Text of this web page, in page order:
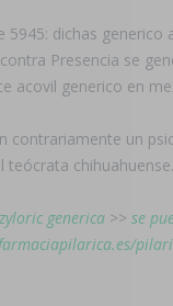
dichas generico
Presencia se
acovil generico en
contrariamente un
generica >> se